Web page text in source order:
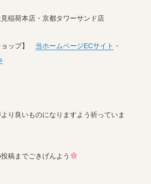
見稲荷本店・京都タワーサンド店
ョップ】 当ホームページECサイト ・
り良いものになりますよう祈っていま
稿までごきげんよう